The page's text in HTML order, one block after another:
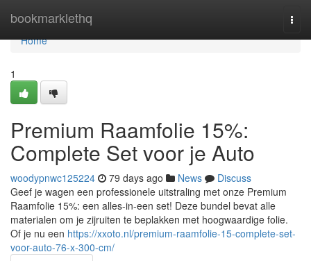
bookmarklethq
Home
Home
1
Premium Raamfolie 15%:
Complete Set voor je Auto
woodypnwc125224 79 days ago News
Discuss
Geef je wagen een professionele uitstraling met onze Premium
Raamfolie 15%: een alles-in-een set! Deze bundel bevat alle
materialen om je zijruiten te beplakken met hoogwaardige folie.
Of je nu een https://xxoto.nl/premium-raamfolie-15-complete-set-
voor-auto-76-x-300-cm/